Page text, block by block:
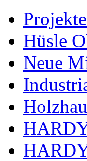
Hüsle
Neue